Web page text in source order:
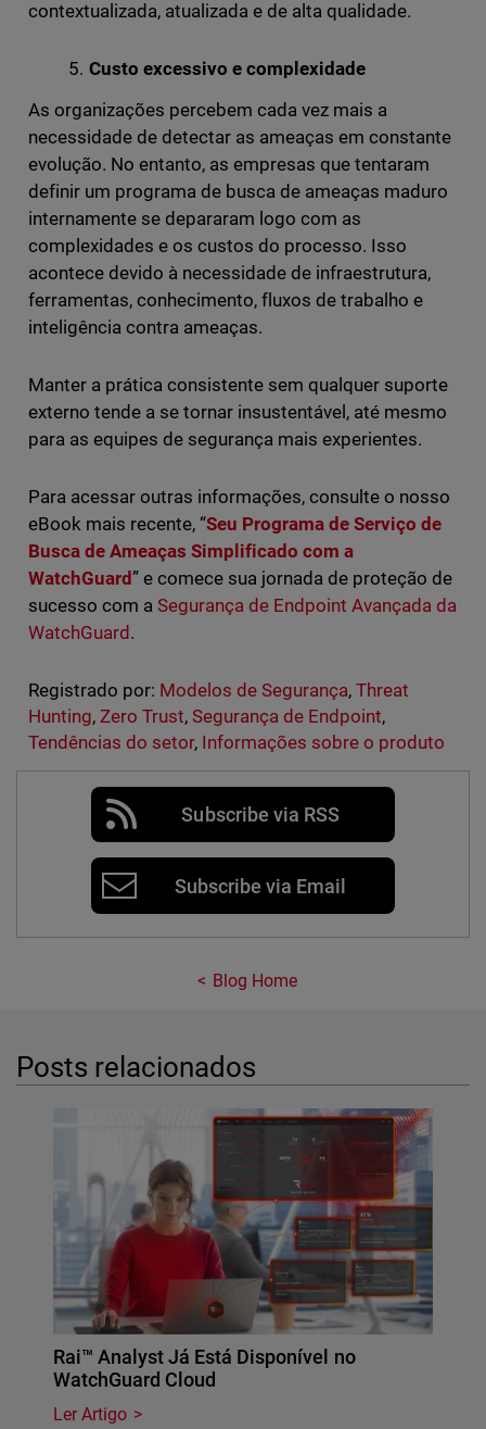
contextualizada, atualizada e de alta qualidade.
Custo excessivo e complexidade
As organizações percebem cada vez mais a
necessidade de detectar as ameaças em constante
evolução. No entanto, as empresas que tentaram
definir um programa de busca de ameaças maduro
internamente se depararam logo com as
complexidades e os custos do processo. Isso
acontece devido à necessidade de infraestrutura,
ferramentas, conhecimento, fluxos de trabalho e
inteligência contra ameaças.
Manter a prática consistente sem qualquer suporte
externo tende a se tornar insustentável, até mesmo
para as equipes de segurança mais experientes.
Para acessar outras informações, consulte o nosso
eBook mais recente, “Seu Programa de Serviço de
Busca de Ameaças Simplificado com a
WatchGuard” e comece sua jornada de proteção de
sucesso com a Segurança de Endpoint Avançada da
WatchGuard.
Registrado por: Modelos de Segurança,Threat
Hunting, Zero Trust, Segurança de Endpoint,
Tendências do setor, Informações sobre o produto
Subscribe via RSS
Subscribe via Email
Blog Home
Posts relacionados
Rai™ Analyst Já Está Disponível no
WatchGuard Cloud
Ler Artigo